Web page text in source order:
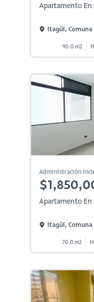
Apartamento En
Itagüí, Comuna
90.0 m2
Administración
Apartamento En
Itagüí, Comuna
70.0 m2